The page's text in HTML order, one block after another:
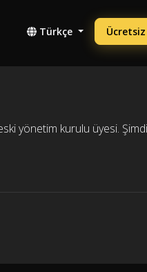
Türkçe
yönetim kurulu üyesi.